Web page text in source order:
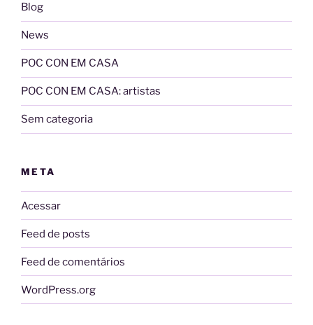
Blog
News
POC CON EM CASA
POC CON EM CASA: artistas
Sem categoria
META
Acessar
Feed de posts
Feed de comentários
WordPress.org